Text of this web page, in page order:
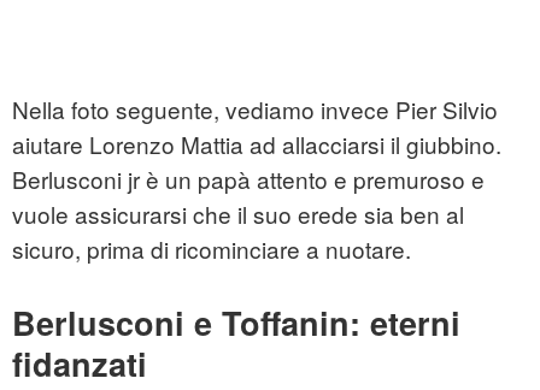
Nella foto seguente, vediamo invece Pier Silvio
aiutare Lorenzo Mattia ad allacciarsi il giubbino.
Berlusconi jr è un papà attento e premuroso e
vuole assicurarsi che il suo erede sia ben al
sicuro, prima di ricominciare a nuotare.
Berlusconi e Toffanin: eterni
fidanzati